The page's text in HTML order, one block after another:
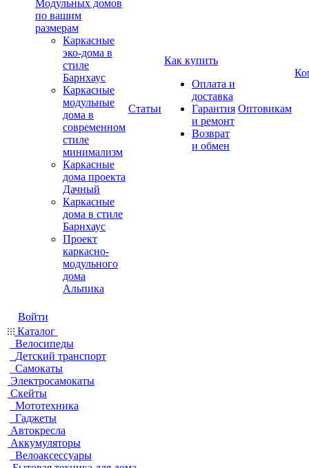
Модульных домов
по вашим
размерам
Каркасные
эко-дома в
стиле
Барнхаус
Каркасные
модульные
дома в
современном
стиле
минимализм
Каркасные
дома проекта
Дачный
Каркасные
дома в стиле
Барнхаус
Проект
каркасно-
модульного
дома
Альпика
Статьи
Как купить
Оплата и
доставка
Гарантия
и ремонт
Возврат
и обмен
Оптовикам
Войти
Каталог
Велосипеды
Детский транспорт
Самокаты
Электросамокаты
Скейты
Мототехника
Гаджеты
Автокресла
Аккумуляторы
Велоаксессуары